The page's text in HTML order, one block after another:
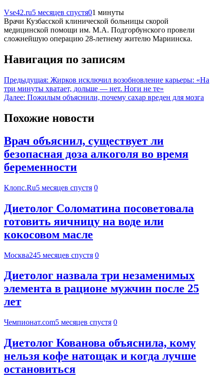
Vse42.ru5 месяцев спустя01 минуты
Врачи Кузбасской клинической больницы скорой
медицинской помощи им. М.А. Подгорбунского провели
сложнейшую операцию 28-летнему жителю Мариинска.
Навигация по записям
Предыдущая: Жирков исключил возобновление карьеры: «На
три минуты хватает, дольше — нет. Ноги не те»
Далее: Пожилым объяснили, почему сахар вреден для мозга
Похожие новости
Врач объяснил, существует ли
безопасная доза алкоголя во время
беременности
Клопс.Ru5 месяцев спустя 0
Диетолог Соломатина посоветовала
готовить яичницу на воде или
кокосовом масле
Москва245 месяцев спустя 0
Диетолог назвала три незаменимых
элемента в рационе мужчин после 25
лет
Чемпионат.com5 месяцев спустя 0
Диетолог Кованова объяснила, кому
нельзя кофе натощак и когда лучше
остановиться